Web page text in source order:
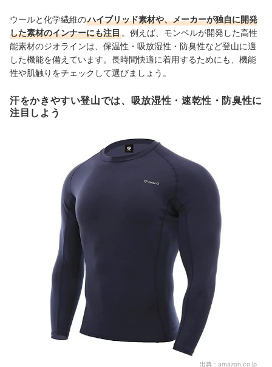
ウールと化学繊維のハイブリッド素材や、メーカーが独自に開発
した素材のインナーにも注目。例えば、モンベルが開発した高性
能素材のジオラインは、保温性・吸放湿性・防臭性など登山に適
した機能を備えています。長時間快適に着用するためにも、機能
性や肌触りをチェックして選びましょう。
汗をかきやすい登山では、吸放湿性・速乾性・防臭性に
注目しよう
出典： amazon.co.jp